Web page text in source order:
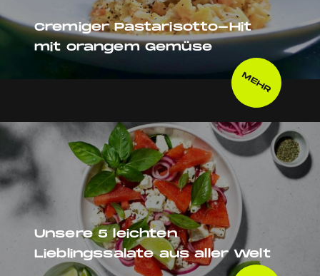
Cremiger Pastarisotto-Hit
mit orangem Gemüse
MEHR
Unsere 5 leichten
Lieblingssalate aus aller Welt